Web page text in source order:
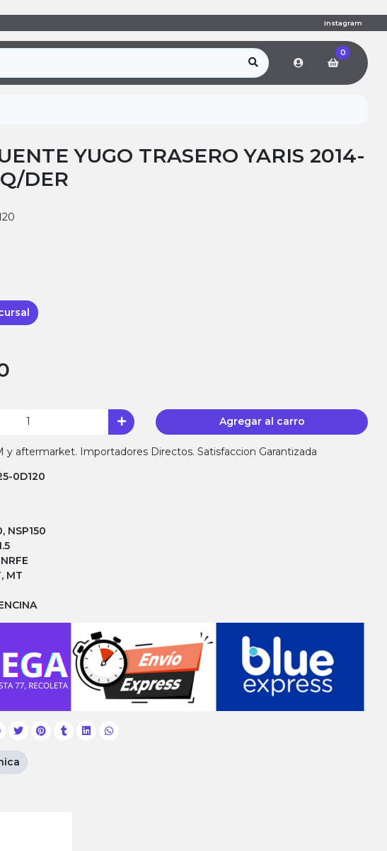
Instagram
0
YUGO TRASERO YARIS 2014-
DER
Agregar al carro
y aftermarket. Importadores Directos. Satisfaccion Garantizada
0D120
NSP150
MT